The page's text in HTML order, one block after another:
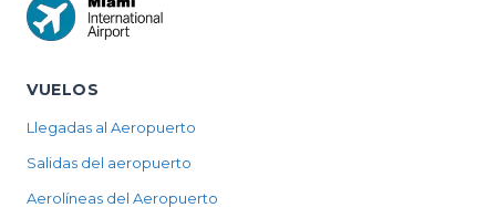
VUELOS
Llegadas al Aeropuerto
Salidas del aeropuerto
Aerolíneas del Aeropuerto